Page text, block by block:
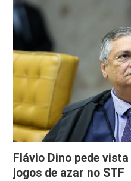
Flávio Dino pede
jogos de azar no STF